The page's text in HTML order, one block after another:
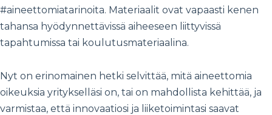
#aineettomiatarinoita. Materiaalit ovat vapaasti kenen
tahansa hyödynnettävissä aiheeseen liittyvissä
tapahtumissa tai koulutusmateriaalina.
Nyt on erinomainen hetki selvittää, mitä aineettomia
oikeuksia yritykselläsi on, tai on mahdollista kehittää, ja
varmistaa, että innovaatiosi ja liiketoimintasi saavat